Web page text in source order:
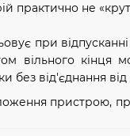
практично не
при
вільного кінця
без від'єднання
пристрою,